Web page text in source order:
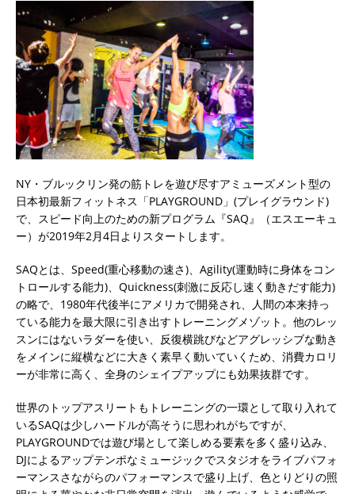
NY・ブルックリン発の筋トレを遊び尽すアミューズメント型の
日本初最新フィットネス「PLAYGROUND」(プレイグラウンド)
で、スピード向上のための新プログラム『SAQ』（エスエーキュ
ー）が2019年2月4日よりスタートします。
SAQとは、Speed(重心移動の速さ)、Agility(運動時に身体をコン
トロールする能力)、Quickness(刺激に反応し速く動きだす能力)
の略で、1980年代後半にアメリカで開発され、人間の本来持っ
ている能力を最大限に引き出すトレーニングメゾット。他のレッ
スンにはないラダーを使い、反復横跳びなどアグレッシブな動き
をメインに縦横などに大きく素早く動いていくため、消費カロリ
ーが非常に高く、全身のシェイプアップにも効果抜群です。
世界のトップアスリートもトレーニングの一環として取り入れて
いるSAQは少しハードルが高そうに思われがちですが、
PLAYGROUNDでは遊び場として楽しめる要素を多く盛り込み、
DJによるアップテンポなミュージックでスタジオをライブパフォ
ーマンスさながらのパフォーマンスで盛り上げ、色とりどりの照